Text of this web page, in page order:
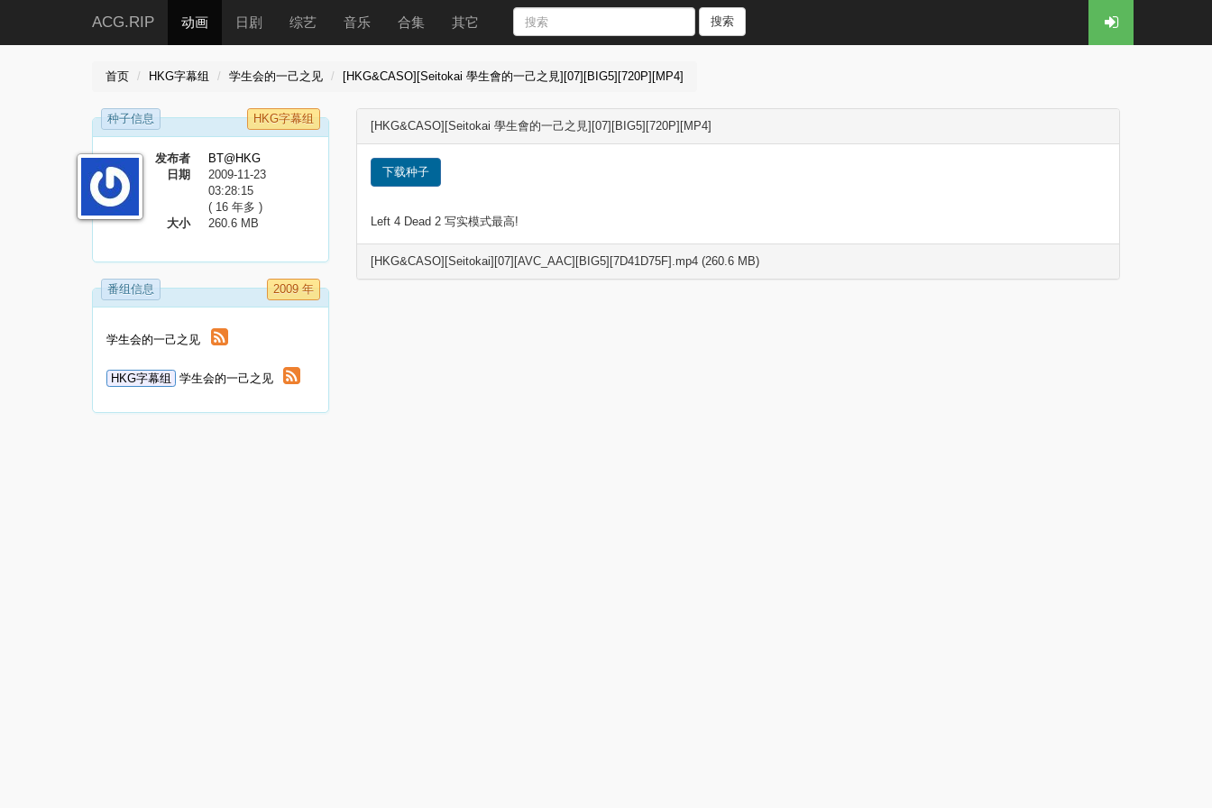
ACG.RIP 动画 日剧 综艺 音乐 合集 其它 搜索
首页 HKG字幕组 学生会的一己之见 [HKG&CASO][Seitokai 學生會的一己之見][07][BIG5][720P][MP4]
种子信息 HKG字幕组
发布者
BT@HKG
日期
2009-11-23
03:28:15
( 16 年多 )
大小
260.6 MB
番组信息 2009 年
学生会的一己之见
HKG字幕组 学生会的一己之见
[HKG&CASO][Seitokai 學生會的一己之見][07][BIG5][720P][MP4]
下载种子
Left 4 Dead 2 写实模式最高!
[HKG&CASO][Seitokai][07][AVC_AAC][BIG5][7D41D75F].mp4 (260.6 MB)